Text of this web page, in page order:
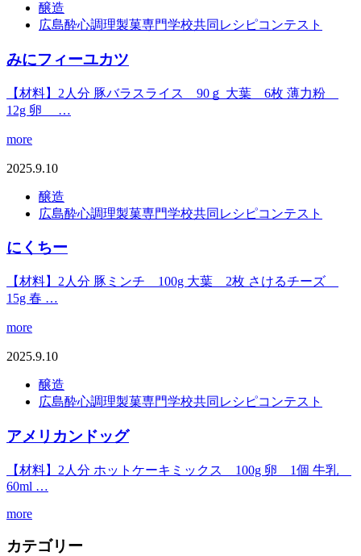
醸造
広島酔心調理製菓専門学校共同レシピコンテスト
みにフィーユカツ
【材料】2人分 豚バラスライス 90ｇ 大葉 6枚 薄力粉
12g 卵 …
more
2025.9.10
醸造
広島酔心調理製菓専門学校共同レシピコンテスト
にくちー
【材料】2人分 豚ミンチ 100g 大葉 2枚 さけるチーズ
15g 春 …
more
2025.9.10
醸造
広島酔心調理製菓専門学校共同レシピコンテスト
アメリカンドッグ
【材料】2人分 ホットケーキミックス 100g 卵 1個 牛乳
60ml …
more
カテゴリー